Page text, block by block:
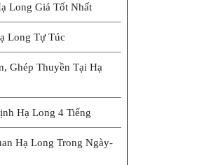
Long Giá Tốt Nhất
Long Tự Túc
Ghép Thuyền Tại Hạ
Hạ Long 4 Tiếng
Hạ Long Trong Ngày-